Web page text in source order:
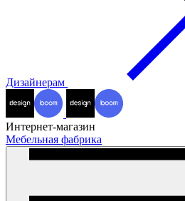
Дизайнерам
Интернет-магазин
Мебельная фабрика